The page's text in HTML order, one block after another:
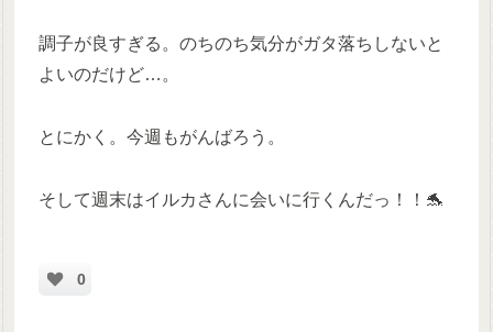
調子が良すぎる。のちのち気分がガタ落ちしないと
よいのだけど…。
とにかく。今週もがんばろう。
そして週末はイルカさんに会いに行くんだっ！！🐬
0